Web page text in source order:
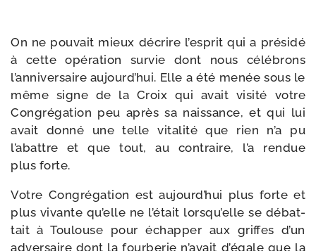
On ne pou­vait mieux décrire l’esprit qui a pré­si­dé
à cette opé­ra­tion sur­vie dont nous célé­brons
l’anniversaire aujourd’hui. Elle a été menée sous le
même signe de la Croix qui avait visi­té votre
Congrégation peu après sa nais­sance, et qui lui
avait don­né une telle vita­li­té que rien n’a pu
l’abattre et que tout, au contraire, l’a ren­due
plus forte.
Votre Congrégation est aujourd’hui plus forte et
plus vivante qu’elle ne l’était lorsqu’elle se débat­
tait à Toulouse pour échap­per aux griffes d’un
adver­saire dont la four­be­rie n’avait d’égale que la